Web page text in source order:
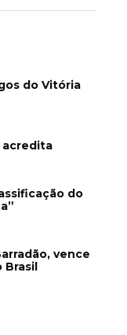
do Vitória
acredita
do
vence
Brasil